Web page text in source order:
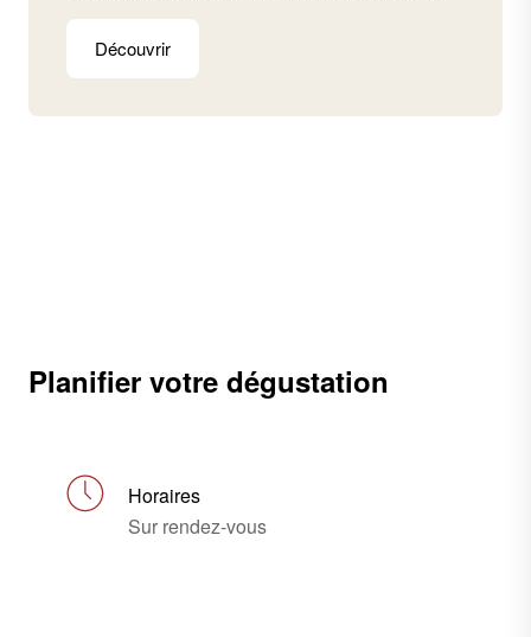
Découvrir
Planifier votre dégustation
Horaires
Sur rendez-vous